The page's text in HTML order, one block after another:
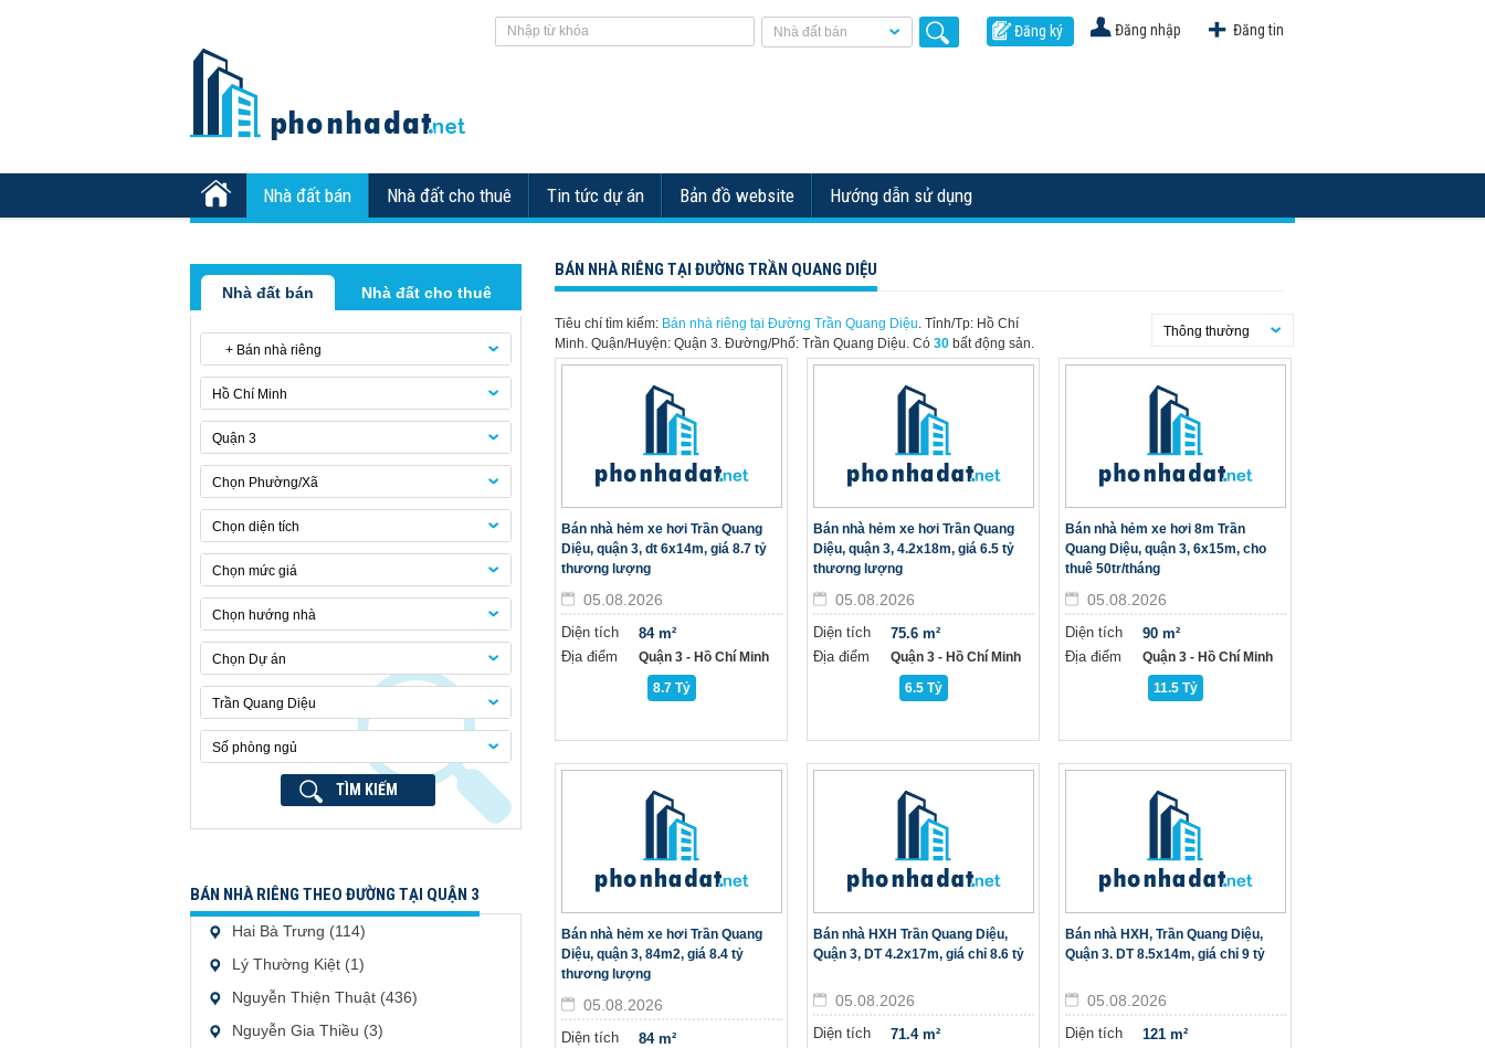
Đăng tin
Đăng nhập
Đăng ký
Nhà đất bán
Nhà đất bán Nhà đất cho thuê Tin tức dự án Bản đồ website Hướng dẫn sử dụng
Nhà đất bán Nhà đất cho thuê
+ Bán nhà riêng
Hồ Chí Minh
Quận 3
Chọn Phường/Xã
Chọn diện tích
Chọn mức giá
Chọn hướng nhà
Chọn Dự án
Trần Quang Diệu
Số phòng ngủ
TÌM KIẾM
BÁN NHÀ RIÊNG THEO ĐƯỜNG TẠI QUẬN 3
Hai Bà Trưng (114)
Lý Thường Kiệt (1)
Nguyễn Thiện Thuật (436)
Nguyễn Gia Thiều (3)
BÁN NHÀ RIÊNG TẠI ĐƯỜNG TRẦN QUANG DIỆU
Tiêu chí tìm kiếm: Bán nhà riêng tại Đường Trần Quang Diệu. Tỉnh/Tp: Hồ Chí
Minh. Quận/Huyện: Quận 3. Đường/Phố: Trần Quang Diệu. Có 30 bất động sản.
Thông thường
Bán nhà hẻm xe hơi Trần Quang
Diệu, quận 3, dt 6x14m, giá 8.7 tỷ
thương lượng
05.08.2026
Diện tích
Địa điểm
84 m²
Quận 3 - Hồ Chí Minh
8.7 Tỷ
Bán nhà hẻm xe hơi Trần Quang
Diệu, quận 3, 4.2x18m, giá 6.5 tỷ
thương lượng
05.08.2026
Diện tích
Địa điểm
75.6 m²
Quận 3 - Hồ Chí Minh
6.5 Tỷ
Bán nhà hẻm xe hơi 8m Trần
Quang Diệu, quận 3, 6x15m, cho
thuê 50tr/tháng
05.08.2026
Diện tích
Địa điểm
90 m²
Quận 3 - Hồ Chí Minh
11.5 Tỷ
Bán nhà hẻm xe hơi Trần Quang
Diệu, quận 3, 84m2, giá 8.4 tỷ
thương lượng
05.08.2026
Diện tích
84 m²
Bán nhà HXH Trần Quang Diệu,
Quận 3, DT 4.2x17m, giá chỉ 8.6 tỷ
05.08.2026
Diện tích
71.4 m²
Bán nhà HXH, Trần Quang Diệu,
Quận 3. DT 8.5x14m, giá chỉ 9 tỷ
05.08.2026
Diện tích
121 m²